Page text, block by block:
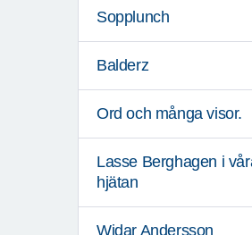
Sopplunch
Balderz
Ord och många visor.
Lasse Berghagen i
hjätan
Widar Andersson